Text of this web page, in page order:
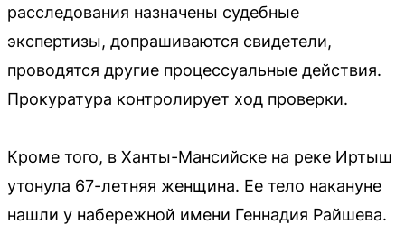
расследования назначены судебные
экспертизы, допрашиваются свидетели,
проводятся другие процессуальные действия.
Прокуратура контролирует ход проверки.
Кроме того, в Ханты-Мансийске на реке Иртыш
утонула 67-летняя женщина. Ее тело накануне
нашли у набережной имени Геннадия Райшева.